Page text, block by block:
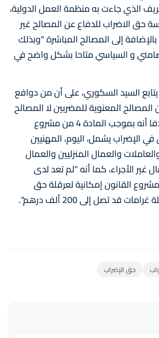
الذي جاءت به منظمة العمل الدولية،
حق الاضراب للدفاع عن المصالح غير
إلى المصالح المباشرة "وبذلك
و السياسي متاحا بشكل واضح في
السيد السكوري، على أن من دوافع
المصالح المعنوية للمضربين لا المصالح
المادية فقط، مردفا أنه بموجب المادة 4 من مشروع
في الإضراب يشمل، اليوم، المهنيين
والعمال المنزليين والعمال
غير الأجراء، كما أنه "لم تعد لدى
القانون إمكانية لعرقلة حق
قد تصل إلى 200 ألف درهم".
حق الإضراب